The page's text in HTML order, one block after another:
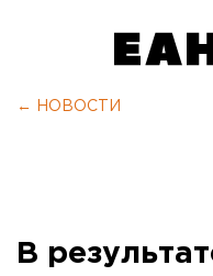
← НОВОСТИ
В